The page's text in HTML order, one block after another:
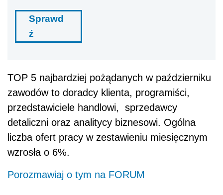
Sprawd
ź
TOP 5 najbardziej pożądanych w październiku
zawodów to doradcy klienta, programiści,
przedstawiciele handlowi, sprzedawcy
detaliczni oraz analitycy biznesowi. Ogólna
liczba ofert pracy w zestawieniu miesięcznym
wzrosła o 6%.
Porozmawiaj o tym na FORUM